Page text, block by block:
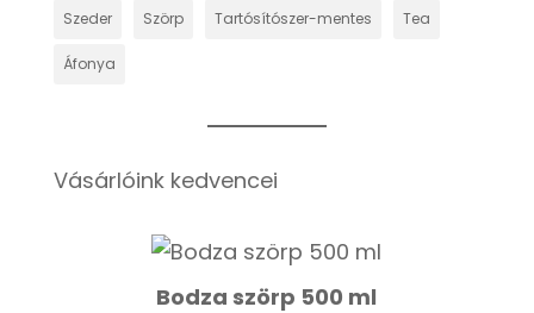
Szeder Szörp Tartósítószer-mentes Tea
Áfonya
Vásárlóink kedvencei
Bodza szörp 500 ml